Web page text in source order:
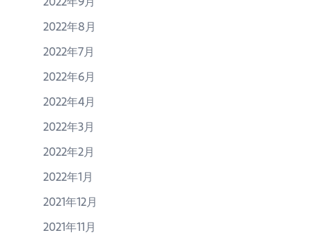
2022年8月
2022年7月
2022年6月
2022年4月
2022年3月
2022年2月
2022年1月
2021年12月
2021年11月